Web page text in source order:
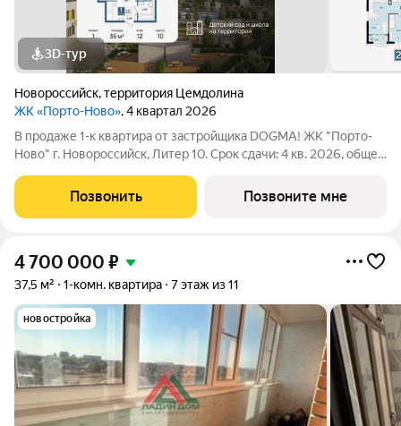
3D-тур
Новороссийск,территория Цемдолина
ЖК «Порто-Ново», 4 квартал 2026
В продаже 1-к квартира от застройщика DOGMA! ЖК "Порто-
Ново" г. Новороссийск, Литер 10. Срок сдачи: 4 кв. 2026, общей
для комфортной жизни. Место, где шум Чёрного моря
становится саундтреком
Позвонить Позвоните мне
4 700 000 ₽
37,5 м² 1-комн. квартира 7 этаж из 11
новостройка